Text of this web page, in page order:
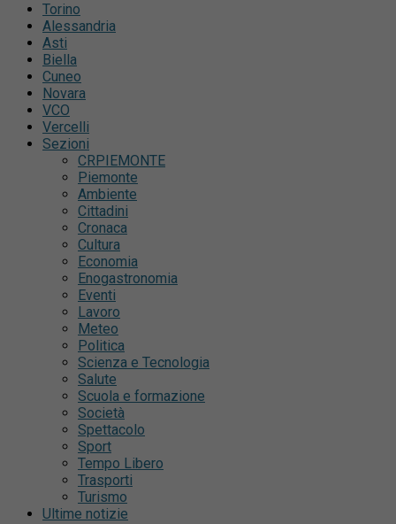
Torino
Alessandria
Asti
Biella
Cuneo
Novara
VCO
Vercelli
Sezioni
CRPIEMONTE
Piemonte
Ambiente
Cittadini
Cronaca
Cultura
Economia
Enogastronomia
Eventi
Lavoro
Meteo
Politica
Scienza e Tecnologia
Salute
Scuola e formazione
Società
Spettacolo
Sport
Tempo Libero
Trasporti
Turismo
Ultime notizie